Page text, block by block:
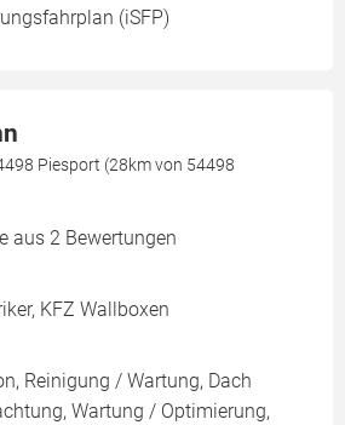
(iSFP)
Piesport (28km von 54498
aus 2 Bewertungen
KFZ Wallboxen
Reinigung / Wartung, Dach
Wartung / Optimierung,